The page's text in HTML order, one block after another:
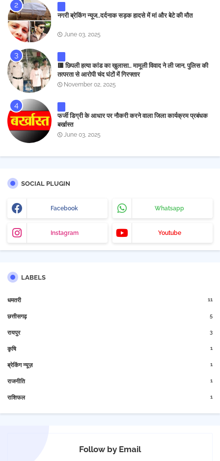
नगरी ब्रेकिंग न्यूज..दर्दनाक सड़क हादसे में मां और बेटे की मौत
June 03, 2025
🟥 छिपली हत्या कांड का खुलासा.. मामूली विवाद ने ली जान, पुलिस की
तत्परता से आरोपी चंद घंटों में गिरफ्तार
November 02, 2025
फर्जी डिग्री के आधार पर नौकरी करने वाला जिला कार्यक्रम प्रबंधक
बर्खास्त
June 03, 2025
SOCIAL PLUGIN
Facebook Whatsapp
Instagram Youtube
LABELS
धमतरी 11
छत्तीसगढ़ 5
रायपुर 3
कृषि 1
ब्रेकिंग न्यूज़ 1
राजनीति 1
राशिफल 1
Follow by Email